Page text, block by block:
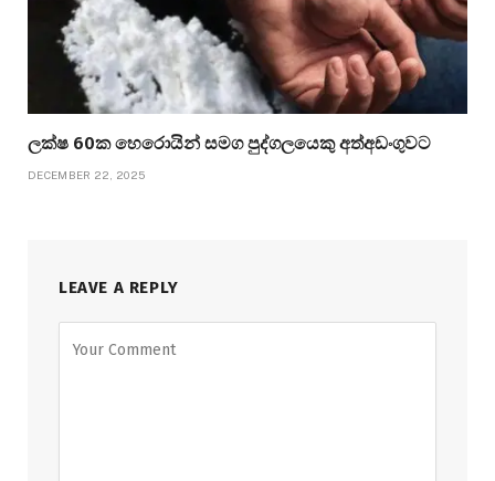
ලක්ෂ 60ක හෙරොයින් සමග පුද්ගලයෙකු අත්අඩංගුවට
DECEMBER 22, 2025
LEAVE A REPLY